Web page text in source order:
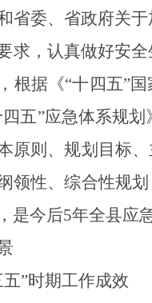
省委、 省政府关
求， 认真做好安
根据《“十四五”
四五”应急体系规划
原则、规划目标
领性、综合性规
是今后5年全县应
五”时期工作成效